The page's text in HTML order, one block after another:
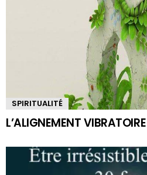
SPIRITUALITÉ
L’ALIGNEMENT